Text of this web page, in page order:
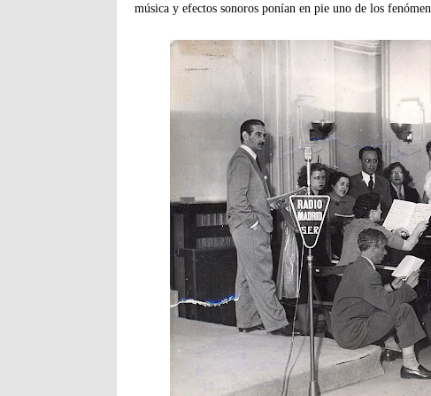
música y efectos sonoros ponían en pie uno de los